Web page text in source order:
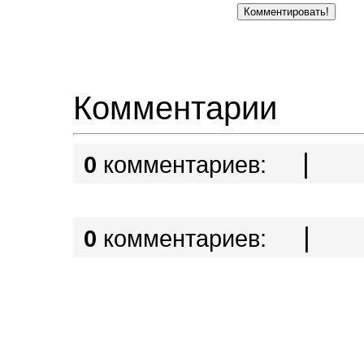
Комментарии
0 комментариев: |
0 комментариев: |